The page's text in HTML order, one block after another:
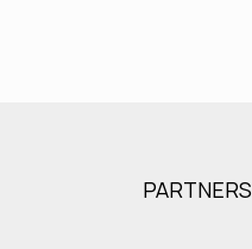
PARTNERS